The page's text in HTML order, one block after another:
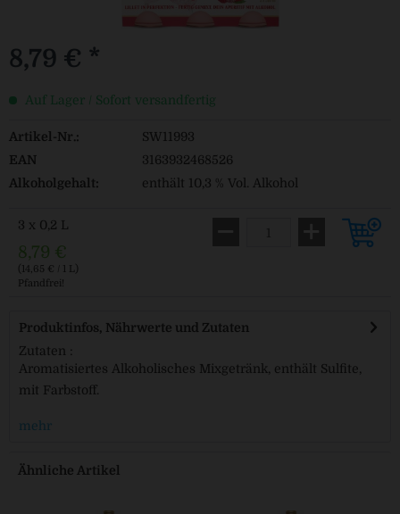
8,79 € *
Auf Lager / Sofort versandfertig
Artikel-Nr.:
SW11993
EAN
3163932468526
Alkoholgehalt:
enthält 10,3 % Vol. Alkohol
3 x 0,2 L
8,79 €
(14,65 € / 1 L)
Pfandfrei!
Produktinfos, Nährwerte und Zutaten
Zutaten :
Aromatisiertes Alkoholisches Mixgetränk, enthält Sulfite,
mit Farbstoff.
mehr
Ähnliche Artikel